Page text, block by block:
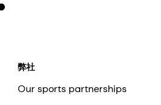
弊社
Our sports partnerships